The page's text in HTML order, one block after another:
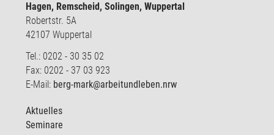
Hagen, Remscheid, Solingen, Wuppertal
Robertstr. 5A
42107 Wuppertal
Tel.: 0202 - 30 35 02
Fax: 0202 - 37 03 923
E-Mail: berg-mark@arbeitundleben.nrw
Aktuelles
Seminare